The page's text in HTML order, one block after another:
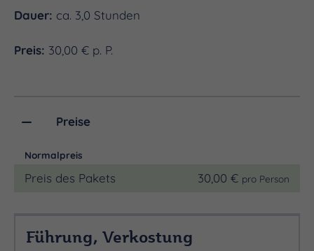
Dauer: ca. 3,0 Stunden
Preis: 30,00 € p. P.
Preise
Normalpreis
Preis des Pakets 30,00 € pro Person
Führung, Verkostung